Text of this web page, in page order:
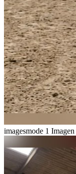
imagesmode 1 Imagen